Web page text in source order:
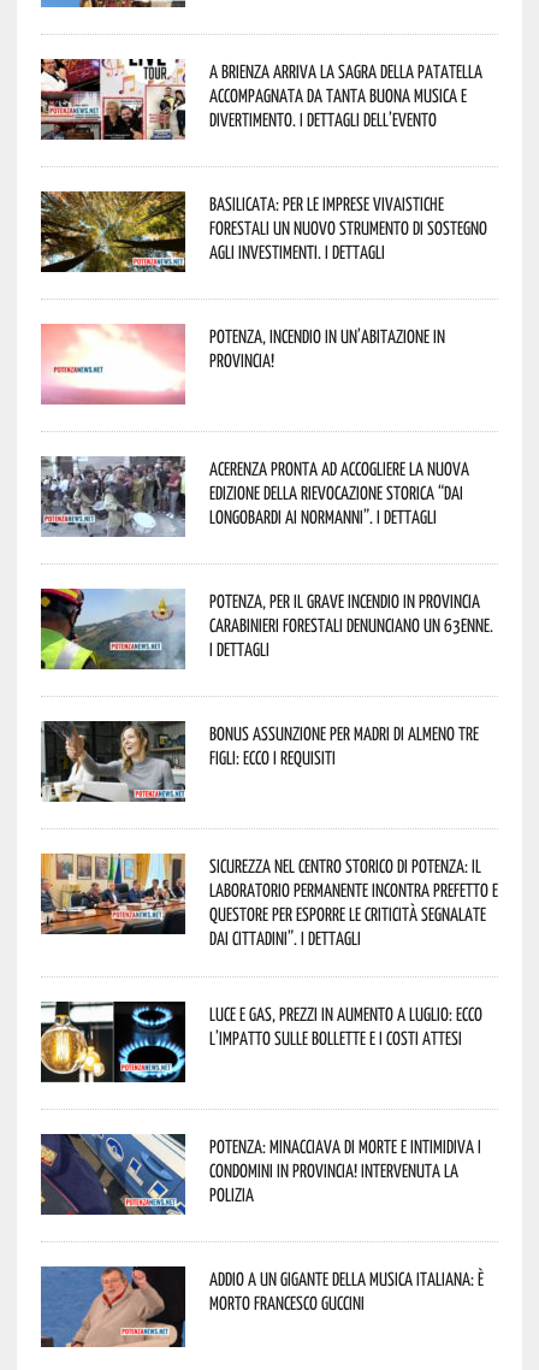
A Brienza arriva la Sagra della Patatella
accompagnata da tanta buona musica e
divertimento. I dettagli dell’evento
Basilicata: per le imprese vivaistiche
forestali un nuovo strumento di sostegno
agli investimenti. I dettagli
Potenza, incendio in un’abitazione in
provincia!
Acerenza pronta ad accogliere la nuova
edizione della rievocazione storica “Dai
Longobardi ai Normanni”. I dettagli
Potenza, per il grave incendio in Provincia
Carabinieri forestali denunciano un 63enne.
I dettagli
Bonus assunzione per madri di almeno tre
figli: ecco i requisiti
Sicurezza nel Centro Storico di Potenza: il
Laboratorio Permanente incontra Prefetto e
Questore per esporre le criticità segnalate
dai cittadini”. I dettagli
Luce e gas, prezzi in aumento a luglio: ecco
l’impatto sulle bollette e i costi attesi
Potenza: minacciava di morte e intimidiva i
condomini in provincia! Intervenuta la
Polizia
Addio a un gigante della musica italiana: è
morto Francesco Guccini